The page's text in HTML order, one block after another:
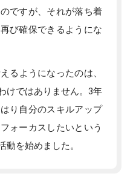
ですが、それが落ち着
び確保できるようにな
るようになったのは、
けではありません。3年
り自分のスキルアップ
ォーカスしたいという
を始めました。